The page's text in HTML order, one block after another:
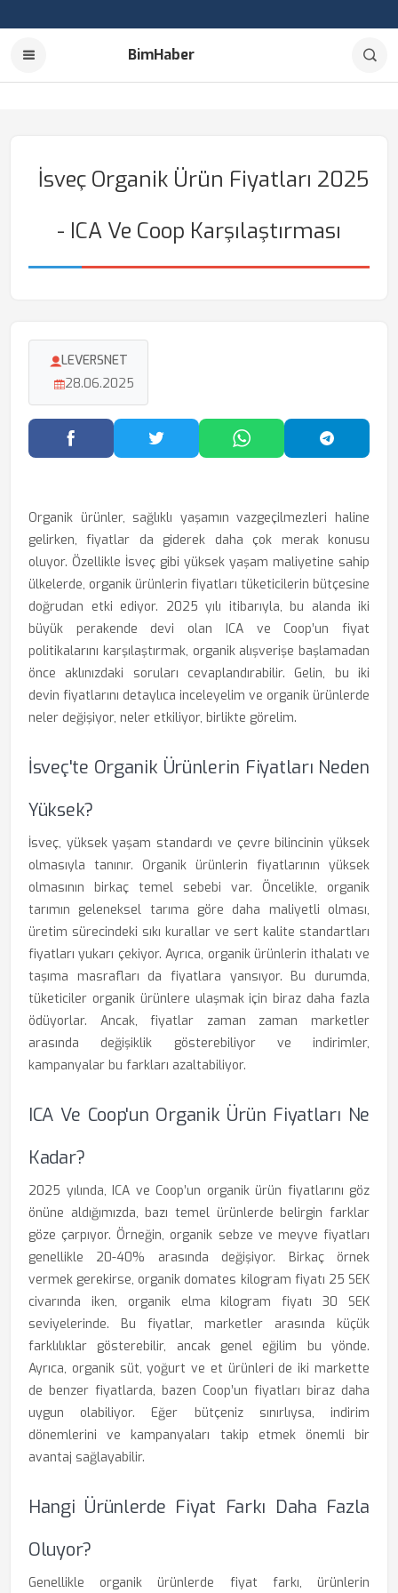
BimHaber
İsveç Organik Ürün Fiyatları 2025
- ICA Ve Coop Karşılaştırması
LEVERSNET
28.06.2025
Facebook'ta PaylaşTwitter'da PaylaşWhatsApp'ta Paylaş
Organik ürünler, sağlıklı yaşamın vazgeçilmezleri haline
gelirken, fiyatlar da giderek daha çok merak konusu
oluyor. Özellikle İsveç gibi yüksek yaşam maliyetine sahip
ülkelerde, organik ürünlerin fiyatları tüketicilerin bütçesine
doğrudan etki ediyor. 2025 yılı itibarıyla, bu alanda iki
büyük perakende devi olan ICA ve Coop’un fiyat
politikalarını karşılaştırmak, organik alışverişe başlamadan
önce aklınızdaki soruları cevaplandırabilir. Gelin, bu iki
devin fiyatlarını detaylıca inceleyelim ve organik ürünlerde
neler değişiyor, neler etkiliyor, birlikte görelim.
İsveç'te Organik Ürünlerin Fiyatları Neden
Yüksek?
İsveç, yüksek yaşam standardı ve çevre bilincinin yüksek
olmasıyla tanınır. Organik ürünlerin fiyatlarının yüksek
olmasının birkaç temel sebebi var. Öncelikle, organik
tarımın geleneksel tarıma göre daha maliyetli olması,
üretim sürecindeki sıkı kurallar ve sert kalite standartları
fiyatları yukarı çekiyor. Ayrıca, organik ürünlerin ithalatı ve
taşıma masrafları da fiyatlara yansıyor. Bu durumda,
tüketiciler organik ürünlere ulaşmak için biraz daha fazla
ödüyorlar. Ancak, fiyatlar zaman zaman marketler
arasında değişiklik gösterebiliyor ve indirimler,
kampanyalar bu farkları azaltabiliyor.
ICA Ve Coop'un Organik Ürün Fiyatları Ne
Kadar?
2025 yılında, ICA ve Coop’un organik ürün fiyatlarını göz
önüne aldığımızda, bazı temel ürünlerde belirgin farklar
göze çarpıyor. Örneğin, organik sebze ve meyve fiyatları
genellikle 20-40% arasında değişiyor. Birkaç örnek
vermek gerekirse, organik domates kilogram fiyatı 25 SEK
civarında iken, organik elma kilogram fiyatı 30 SEK
seviyelerinde. Bu fiyatlar, marketler arasında küçük
farklılıklar gösterebilir, ancak genel eğilim bu yönde.
Ayrıca, organik süt, yoğurt ve et ürünleri de iki markette
de benzer fiyatlarda, bazen Coop’un fiyatları biraz daha
uygun olabiliyor. Eğer bütçeniz sınırlıysa, indirim
dönemlerini ve kampanyaları takip etmek önemli bir
avantaj sağlayabilir.
Hangi Ürünlerde Fiyat Farkı Daha Fazla
Oluyor?
Genellikle organik ürünlerde fiyat farkı, ürünlerin